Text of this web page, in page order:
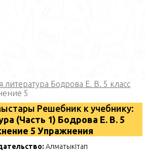
литература Бодрова Е. В. 5 класс
5
Решебник к учебнику:
(Часть 1) Бодрова Е. В. 5
5 Упражнения
Алматыкітап